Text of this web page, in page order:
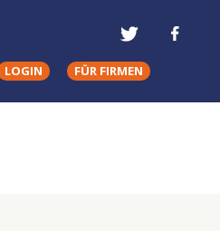
LOGIN FÜR FIRMEN